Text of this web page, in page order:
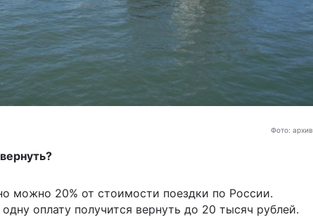
Фото: архив
можно 20% от стоимости поездки по России.
оплату получится вернуть до 20 тысяч рублей.